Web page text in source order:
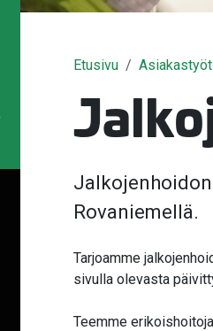
Avaa/sulje alavalikko
Etusivu
Rovaniemellä.
Tarjoamme
sivulla olevasta
Teemme